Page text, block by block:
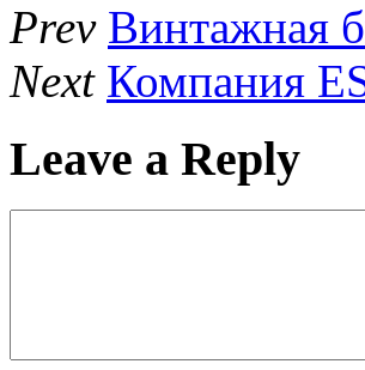
Prev Винтажная
Next Компания
Leave a Reply